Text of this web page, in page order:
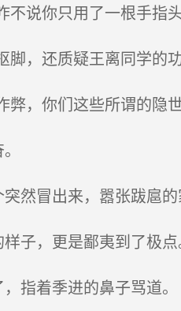
说你只用了一根手指
，还质疑王离同学的
，你们这些所谓的隐
然冒出来，嚣张跋扈的
子，更是鄙夷到了极点
指着季进的鼻子骂道。